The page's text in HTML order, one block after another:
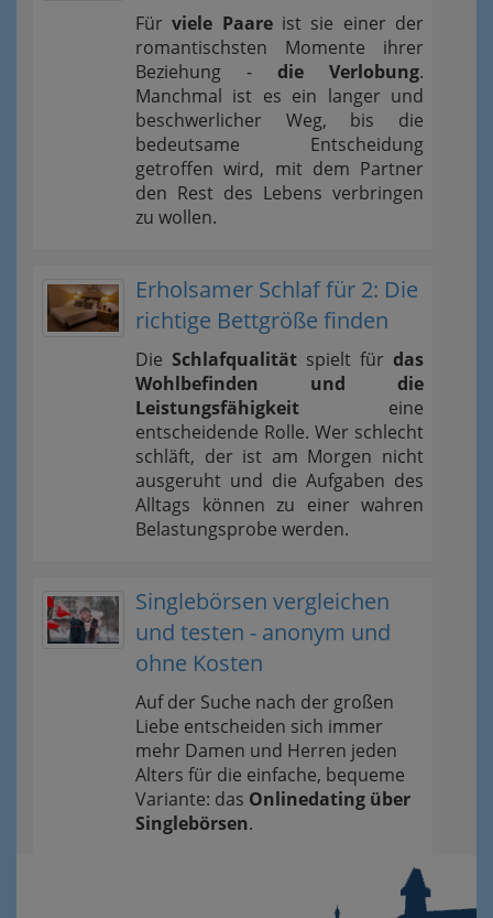
Fürviele Paareist sie einer der
romantischsten Momente ihrer
Beziehung - die Verlobung.
Manchmal ist es ein langer und
beschwerlicher Weg, bis die
bedeutsame Entscheidung
getroffen wird, mit dem Partner
den Rest des Lebens verbringen
zu wollen.
Erholsamer Schlaf für 2: Die
richtige Bettgröße finden
Die Schlafqualität spielt für das
Wohlbefinden und die
Leistungsfähigkeit eine
entscheidende Rolle. Wer schlecht
schläft, der ist am Morgen nicht
ausgeruht und die Aufgaben des
Alltags können zu einer wahren
Belastungsprobe werden.
Singlebörsen vergleichen
und testen - anonym und
ohne Kosten
Auf der Suche nach der großen
Liebe entscheiden sich immer
mehr Damen und Herren jeden
Alters für die einfache, bequeme
Variante: das Onlinedating über
Singlebörsen.